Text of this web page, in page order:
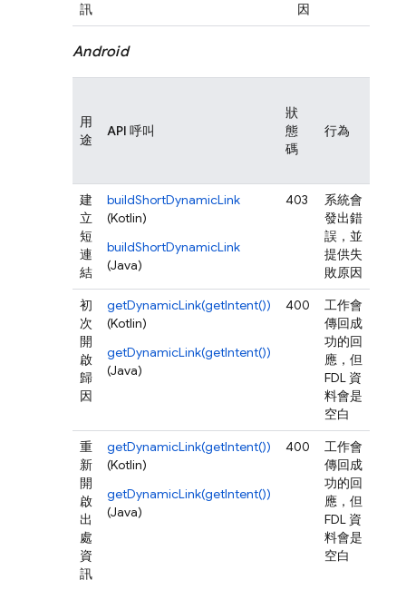
訊
因
Android
用
途
API 呼叫
狀
態
碼
行為
建
立
短
連
結
buildShortDynamicLink
(Kotlin)
buildShortDynamicLink
(Java)
403
系統會
發出錯
誤，並
提供失
敗原因
初
次
開
啟
歸
因
getDynamicLink(getIntent())
(Kotlin)
getDynamicLink(getIntent())
(Java)
400
工作會
傳回成
功的回
應，但
FDL 資
料會是
空白
重
新
開
啟
出
處
資
訊
getDynamicLink(getIntent())
(Kotlin)
getDynamicLink(getIntent())
(Java)
400
工作會
傳回成
功的回
應，但
FDL 資
料會是
空白